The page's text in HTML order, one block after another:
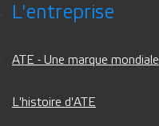
L'entreprise
ATE - Une marque mondiale
L'histoire d'ATE